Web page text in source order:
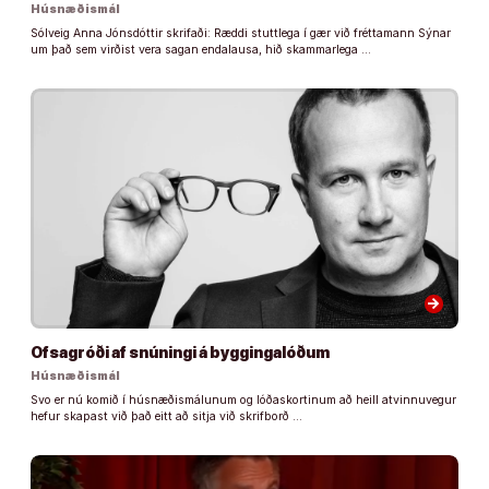
Húsnæðismál
Sólveig Anna Jónsdóttir skrifaði: Ræddi stuttlega í gær við fréttamann Sýnar
um það sem virðist vera sagan endalausa, hið skammarlega …
arrow_forward
Ofsagróði af snúningi á byggingalóðum
Húsnæðismál
Svo er nú komið í húsnæðismálunum og lóðaskortinum að heill atvinnuvegur
hefur skapast við það eitt að sitja við skrifborð …